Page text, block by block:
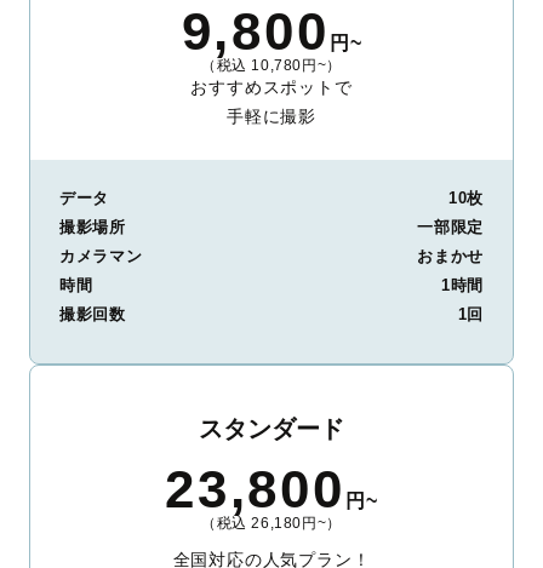
9,800 円~
（税込 10,780円~）
おすすめスポットで
手軽に撮影
データ
10枚
撮影場所
一部限定
カメラマン
おまかせ
時間
1時間
撮影回数
1回
スタンダード
23,800 円~
（税込 26,180円~）
全国対応の人気プラン！